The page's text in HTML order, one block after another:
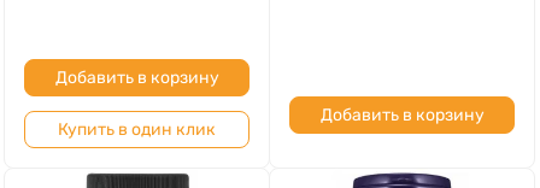
Добавить в корзину
Купить в один клик
Добавить в корзину